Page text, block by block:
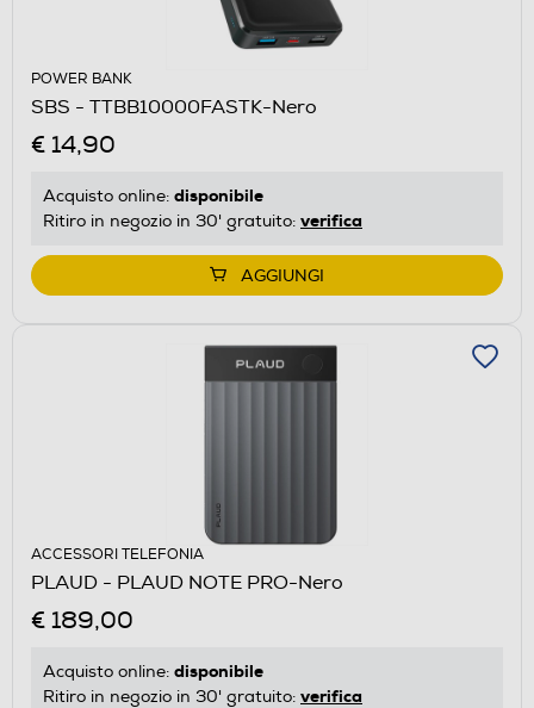
POWER BANK
SBS - TTBB10000FASTK-Nero
€ 14,90
Acquisto online: disponibile
Ritiro in negozio in 30' gratuito: verifica
AGGIUNGI
ACCESSORI TELEFONIA
PLAUD - PLAUD NOTE PRO-Nero
€ 189,00
Acquisto online: disponibile
Ritiro in negozio in 30' gratuito: verifica